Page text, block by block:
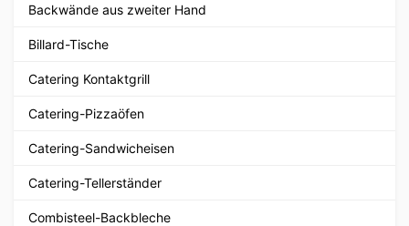
Backwände aus zweiter Hand
Billard-Tische
Catering Kontaktgrill
Catering-Pizzaöfen
Catering-Sandwicheisen
Catering-Tellerständer
Combisteel-Backbleche